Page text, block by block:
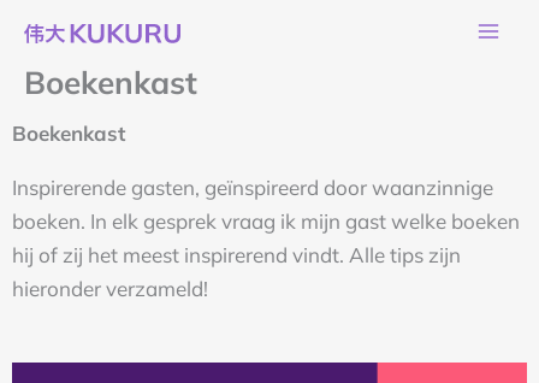
naar
Boekenkast
Boekenkast
Inspirerende gasten, geïnspireerd door waanzinnige
boeken. In elk gesprek vraag ik mijn gast welke boeken
hij of zij het meest inspirerend vindt. Alle tips zijn
hieronder verzameld!